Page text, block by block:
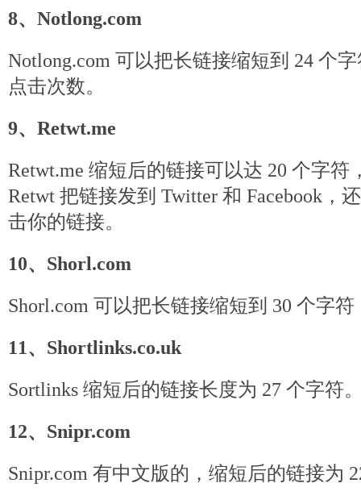
8、Notlong.com
Notlong.com 可以把长链接缩短到 24 个
点击次数。
9、Retwt.me
Retwt.me 缩短后的链接可以达 20 个字符
Retwt 把链接发到 Twitter 和 Facebook，
击你的链接。
10、Shorl.com
Shorl.com 可以把长链接缩短到 30 个字
11、Shortlinks.co.uk
Sortlinks 缩短后的链接长度为 27 个字符
12、Snipr.com
Snipr.com 有中文版的，缩短后的链接为